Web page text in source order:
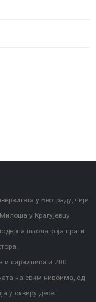
у Београду, чији
у Крагујевцу
школа која прати
и сарадника и 200
на свим нивоима, од
у оквиру десет